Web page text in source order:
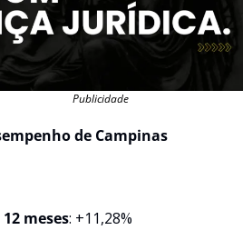
Publicidade
de Campinas
meses: +11,28%